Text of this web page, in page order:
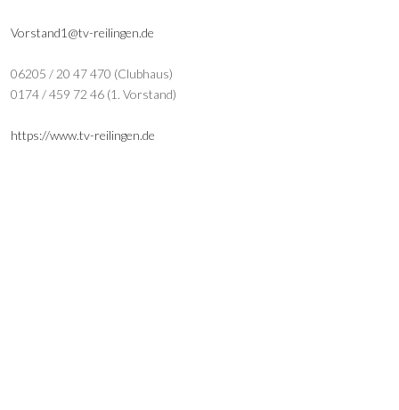
Vorstand1@tv-reilingen.de
06205 / 20 47 470 (Clubhaus)
0174 / 459 72 46 (1. Vorstand)
https://www.tv-reilingen.de